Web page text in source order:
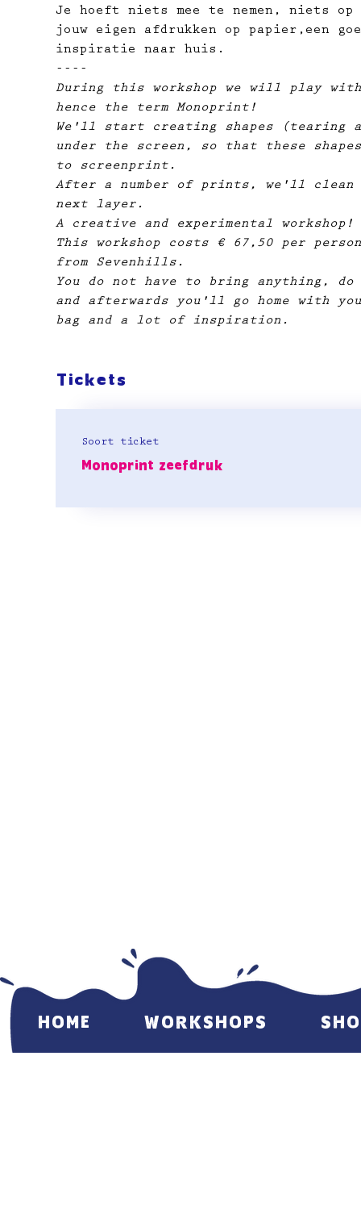
Je hoeft niets mee te nemen, niets
jouw eigen afdrukken op papier,​een
inspiratie naar huis.
----
During this workshop we will play
hence the term Monoprint!
We'll start creating shapes (tearing
under the screen, so that these
to screenprint.
After a number of prints, we'll
next layer.
A creative and experimental workshop!
This workshop costs € 67,50 per
from Sevenhills.
You do not have to bring anything,
and afterwards you'll go home with
bag and a lot of inspiration.
Tickets
Soort ticket
Monoprint zeefdruk
HOME WORKSHOPS